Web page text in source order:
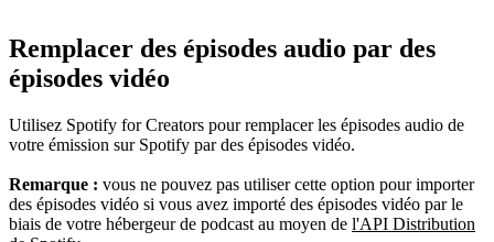
Remplacer des épisodes audio par des
épisodes vidéo
Utilisez Spotify for Creators pour remplacer les épisodes audio de
votre émission sur Spotify par des épisodes vidéo.
Remarque : vous ne pouvez pas utiliser cette option pour importer
des épisodes vidéo si vous avez importé des épisodes vidéo par le
biais de votre hébergeur de podcast au moyen de l'API Distribution